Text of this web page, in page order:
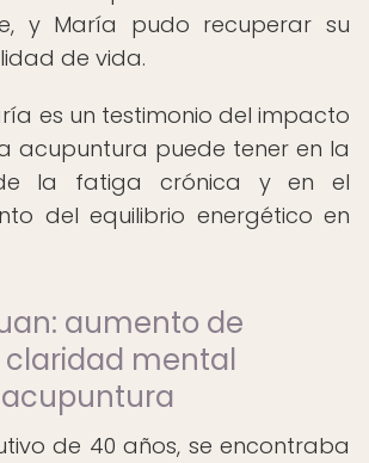
y María pudo recuperar su
de vida.
es un testimonio del impacto
acupuntura puede tener en la
la fatiga crónica y en el
del equilibrio energético en
aumento de
mental
de 40 años, se encontraba